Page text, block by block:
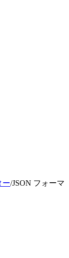
ー/JSON フォーマ